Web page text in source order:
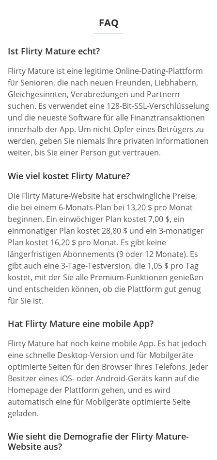
FAQ
Ist Flirty Mature echt?
Flirty Mature ist eine legitime Online-Dating-Plattform
für Senioren, die nach neuen Freunden, Liebhabern,
Gleichgesinnten, Verabredungen und Partnern
suchen. Es verwendet eine 128-Bit-SSL-Verschlüsselung
und die neueste Software für alle Finanztransaktionen
innerhalb der App. Um nicht Opfer eines Betrügers zu
werden, geben Sie niemals Ihre privaten Informationen
weiter, bis Sie einer Person gut vertrauen.
Wie viel kostet Flirty Mature?
Die Flirty Mature-Website hat erschwingliche Preise,
die bei einem 6-Monats-Plan bei 13,20 $ pro Monat
beginnen. Ein einwöchiger Plan kostet 7,00 $, ein
einmonatiger Plan kostet 28,80 $ und ein 3-monatiger
Plan kostet 16,20 $ pro Monat. Es gibt keine
längerfristigen Abonnements (9 oder 12 Monate). Es
gibt auch eine 3-Tage-Testversion, die 1,05 $ pro Tag
kostet, mit der Sie alle Premium-Funktionen genießen
und entscheiden können, ob die Plattform gut genug
für Sie ist.
Hat Flirty Mature eine mobile App?
Flirty Mature hat noch keine mobile App. Es hat jedoch
eine schnelle Desktop-Version und für Mobilgeräte
optimierte Seiten für den Browser Ihres Telefons. Jeder
Besitzer eines iOS- oder Android-Geräts kann auf die
Homepage der Plattform gehen, und es wird
automatisch eine für Mobilgeräte optimierte Seite
geladen.
Wie sieht die Demografie der Flirty Mature-
Website aus?